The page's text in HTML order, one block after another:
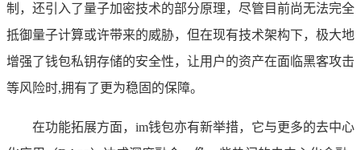
制，还引入了量子加密技术的部分原理，尽管目前尚无法完全
抵御量子计算或许带来的威胁，但在现有技术架构下，极大地
增强了钱包私钥存储的安全性，让用户的资产在面临黑客攻击
等风险时,拥有了更为稳固的保障。
在功能拓展方面，im钱包亦有新举措，它与更多的去中心